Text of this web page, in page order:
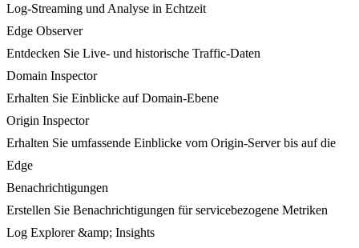
Log-Streaming und Analyse in Echtzeit
Edge Observer
Entdecken Sie Live- und historische Traffic-Daten
Domain Inspector
Erhalten Sie Einblicke auf Domain-Ebene
Origin Inspector
Erhalten Sie umfassende Einblicke vom Origin-Server bis auf die
Edge
Benachrichtigungen
Erstellen Sie Benachrichtigungen für servicebezogene Metriken
Log Explorer &amp; Insights